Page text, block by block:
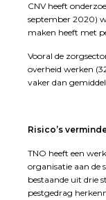
CNV heeft
september 2020)
maken heeft met
Vooral de
overheid werken
vaker dan
Risico’s
TNO heeft een
organisatie aan de
bestaande uit drie
pestgedrag